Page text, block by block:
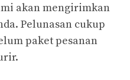
akan mengirimkan
Pelunasan cukup
paket pesanan